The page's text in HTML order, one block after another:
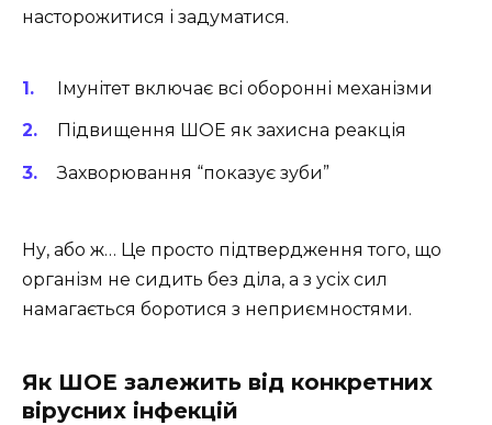
насторожитися і задуматися.
Імунітет включає всі оборонні механізми
Підвищення ШОЕ як захисна реакція
Захворювання “показує зуби”
Ну, або ж… Це просто підтвердження того, що
організм не сидить без діла, а з усіх сил
намагається боротися з неприємностями.
Як ШОЕ залежить від конкретних
вірусних інфекцій